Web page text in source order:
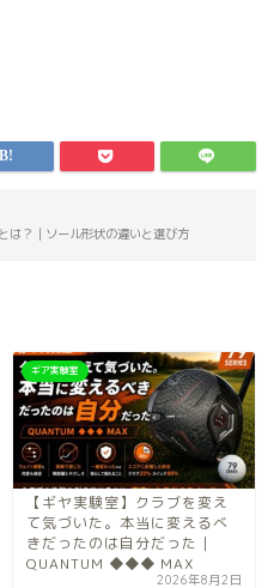
は？｜ソール形状の違いと選び方
ギア実験室
【ギヤ実験室】クラブを変え
て気づいた。本当に変えるべ
きだったのは自分だった｜
QUANTUM ◆◆◆ MAX
2026年8月2日